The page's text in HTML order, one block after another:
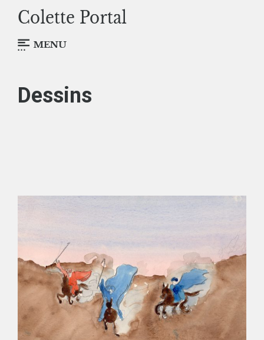
MENU
Dessins
UN CONTE DES MILLE ET UNE NUITS